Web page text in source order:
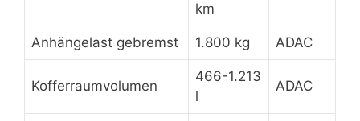
km
Anhängelast gebremst 1.800 kg ADAC
Kofferraumvolumen
466-1.213
l
ADAC